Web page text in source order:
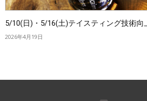
5/10(日)・5/16(土)テイスティング技術向
2026年4月19日